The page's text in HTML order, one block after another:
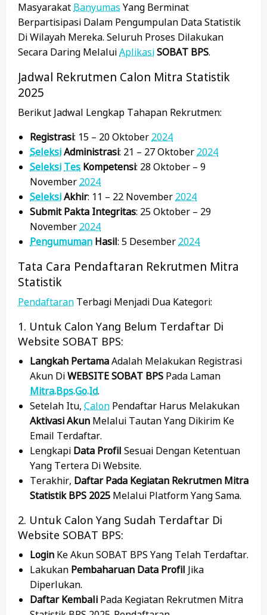
MasyarakatBanyumas Yang Berminat
Berpartisipasi Dalam Pengumpulan Data Statistik
Di Wilayah Mereka. Seluruh Proses Dilakukan
Secara Daring MelaluiAplikasiSOBAT BPS.
Jadwal Rekrutmen Calon Mitra Statistik
2025
Berikut Jadwal Lengkap Tahapan Rekrutmen:
Registrasi: 15 – 20 Oktober2024
SeleksiAdministrasi: 21 – 27 Oktober2024
SeleksiTes Kompetensi: 28 Oktober – 9
November2024
SeleksiAkhir: 11 – 22 November2024
Submit Pakta Integritas: 25 Oktober – 29
November2024
Pengumuman Hasil: 5 Desember2024
Tata Cara Pendaftaran Rekrutmen Mitra
Statistik
Pendaftaran Terbagi Menjadi Dua Kategori:
1. Untuk Calon Yang Belum Terdaftar Di
Website SOBAT BPS:
Langkah PertamaAdalah Melakukan Registrasi
Akun DiWEBSITE SOBAT BPS Pada Laman
Mitra.bps.go.id.
Setelah Itu, Calon Pendaftar Harus Melakukan
Aktivasi Akun Melalui Tautan Yang Dikirim Ke
Email Terdaftar.
Lengkapi Data Profil Sesuai Dengan Ketentuan
Yang Tertera Di Website.
Terakhir, Daftar Pada Kegiatan Rekrutmen Mitra
Statistik BPS 2025 Melalui Platform Yang Sama.
2. Untuk Calon Yang Sudah Terdaftar Di
Website SOBAT BPS:
Login Ke Akun SOBAT BPS Yang Telah Terdaftar.
Lakukan Pembaharuan Data Profil Jika
Diperlukan.
Daftar Kembali Pada Kegiatan Rekrutmen Mitra